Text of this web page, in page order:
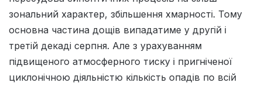
зональний характер, збільшення хмарності. Тому
основна частина дощів випадатиме у другій і
третій декаді серпня. Але з урахуванням
підвищеного атмосферного тиску і пригніченої
циклонічною діяльністю кількість опадів по всій